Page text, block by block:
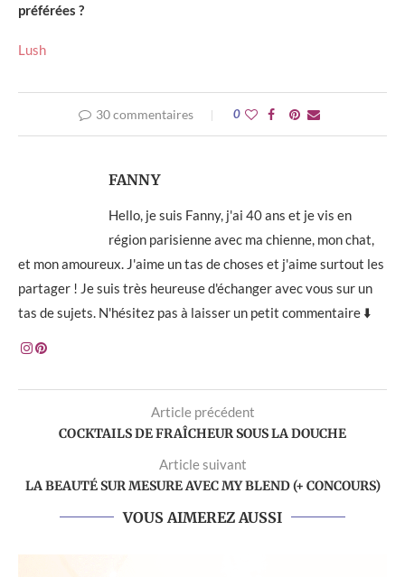
préférées ?
Lush
30 commentaires 0
FANNY
Hello, je suis Fanny, j'ai 40 ans et je vis en
région parisienne avec ma chienne, mon chat,
et mon amoureux. J'aime un tas de choses et j'aime surtout les
partager ! Je suis très heureuse d'échanger avec vous sur un
tas de sujets. N'hésitez pas à laisser un petit commentaire ⬇️
Article précédent
COCKTAILS DE FRAÎCHEUR SOUS LA DOUCHE
Article suivant
LA BEAUTÉ SUR MESURE AVEC MY BLEND (+ CONCOURS)
VOUS AIMEREZ AUSSI